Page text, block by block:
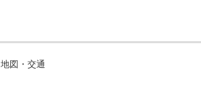
地図・交通